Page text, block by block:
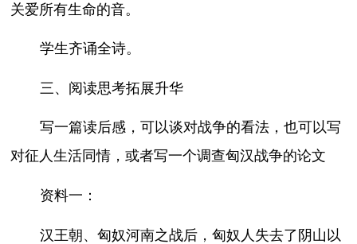
关爱所有生命的音。
学生齐诵全诗。
三、阅读思考拓展升华
写一篇读后感，可以谈对战争的看法，也可以写
对征人生活同情，或者写一个调查匈汉战争的论文
资料一：
汉王朝、匈奴河南之战后，匈奴人失去了阴山以